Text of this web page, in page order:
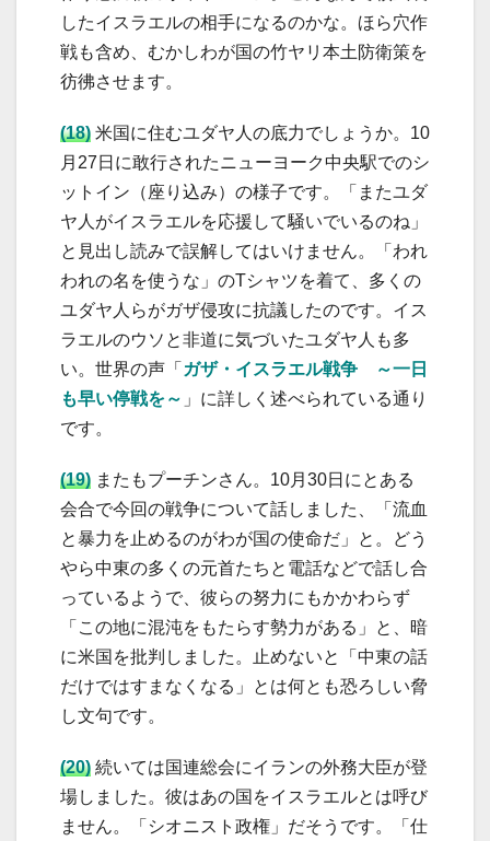
したイスラエルの相手になるのかな。ほら穴作
戦も含め、むかしわが国の竹ヤリ本土防衛策を
彷彿させます。
(18) 米国に住むユダヤ人の底力でしょうか。10
月27日に敢行されたニューヨーク中央駅でのシ
ットイン（座り込み）の様子です。「またユダ
ヤ人がイスラエルを応援して騒いでいるのね」
と見出し読みで誤解してはいけません。「われ
われの名を使うな」のTシャツを着て、多くの
ユダヤ人らがガザ侵攻に抗議したのです。イス
ラエルのウソと非道に気づいたユダヤ人も多
い。世界の声「 ガザ・イスラエル戦争 ～一日
も早い停戦を～ 」に詳しく述べられている通り
です。
(19) またもプーチンさん。10月30日にとある
会合で今回の戦争について話しました、「流血
と暴力を止めるのがわが国の使命だ」と。どう
やら中東の多くの元首たちと電話などで話し合
っているようで、彼らの努力にもかかわらず
「この地に混沌をもたらす勢力がある」と、暗
に米国を批判しました。止めないと「中東の話
だけではすまなくなる」とは何とも恐ろしい脅
し文句です。
(20) 続いては国連総会にイランの外務大臣が登
場しました。彼はあの国をイスラエルとは呼び
ません。「シオニスト政権」だそうです。「仕